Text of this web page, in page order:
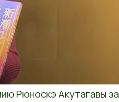
Рюноскэ Акутагавы за